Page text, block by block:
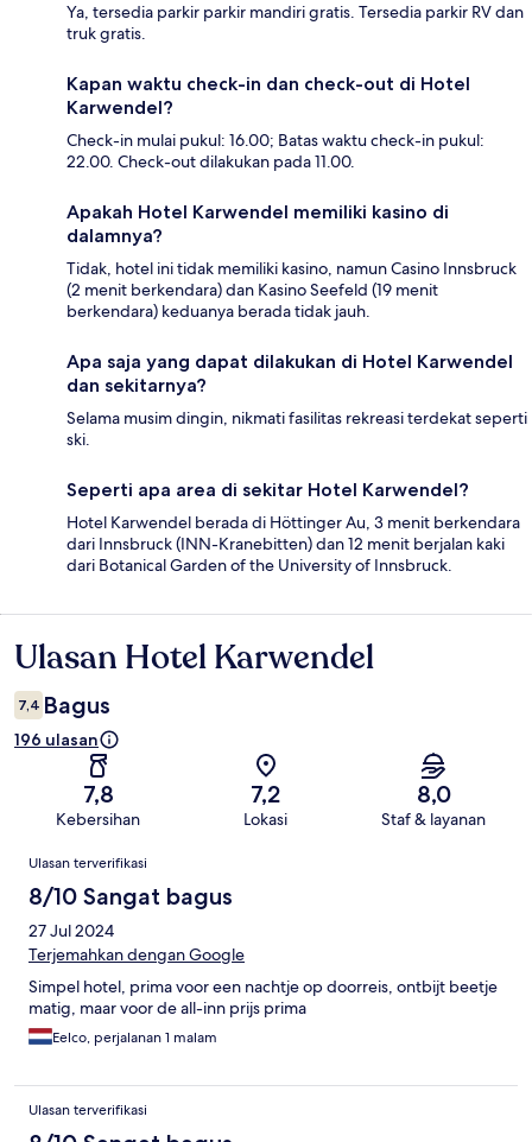
Ya, tersedia parkir parkir mandiri gratis. Tersedia parkir RV dan
truk gratis.
Kapan waktu check-in dan check-out di Hotel
Karwendel?
Check-in mulai pukul: 16.00; Batas waktu check-in pukul:
22.00. Check-out dilakukan pada 11.00.
Apakah Hotel Karwendel memiliki kasino di
dalamnya?
Tidak, hotel ini tidak memiliki kasino, namun Casino Innsbruck
(2 menit berkendara) dan Kasino Seefeld (19 menit
berkendara) keduanya berada tidak jauh.
Apa saja yang dapat dilakukan di Hotel Karwendel
dan sekitarnya?
Selama musim dingin, nikmati fasilitas rekreasi terdekat seperti
ski.
Seperti apa area di sekitar Hotel Karwendel?
Hotel Karwendel berada di Höttinger Au, 3 menit berkendara
dari Innsbruck (INN-Kranebitten) dan 12 menit berjalan kaki
dari Botanical Garden of the University of Innsbruck.
Ulasan
Ulasan Hotel Karwendel
7,4 Bagus
196 ulasan
7,8
Kebersihan
7,2
Lokasi
8,0
Staf & layanan
Ulasan
Ulasan terverifikasi
8/10 Sangat bagus
27 Jul 2024
Terjemahkan dengan Google
Simpel hotel, prima voor een nachtje op doorreis, ontbijt beetje
matig, maar voor de all-inn prijs prima
Eelco, perjalanan 1 malam
Ulasan terverifikasi